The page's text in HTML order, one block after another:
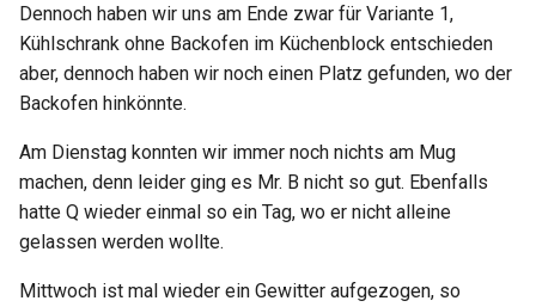
Dennoch haben wir uns am Ende zwar für Variante 1,
Kühlschrank ohne Backofen im Küchenblock entschieden
aber, dennoch haben wir noch einen Platz gefunden, wo der
Backofen hinkönnte.
Am Dienstag konnten wir immer noch nichts am Mug
machen, denn leider ging es Mr. B nicht so gut. Ebenfalls
hatte Q wieder einmal so ein Tag, wo er nicht alleine
gelassen werden wollte.
Mittwoch ist mal wieder ein Gewitter aufgezogen, so